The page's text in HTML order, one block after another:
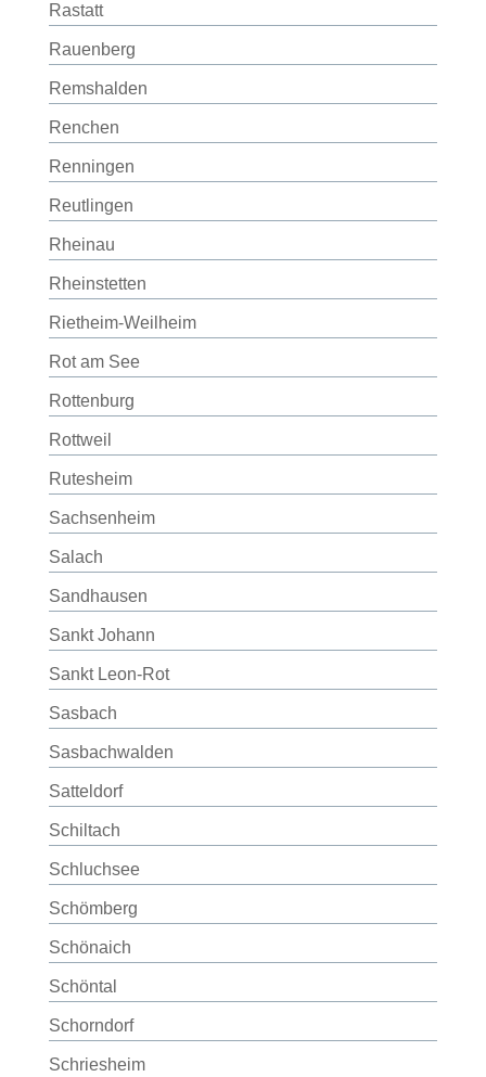
Rastatt
Rauenberg
Remshalden
Renchen
Renningen
Reutlingen
Rheinau
Rheinstetten
Rietheim-Weilheim
Rot am See
Rottenburg
Rottweil
Rutesheim
Sachsenheim
Salach
Sandhausen
Sankt Johann
Sankt Leon-Rot
Sasbach
Sasbachwalden
Satteldorf
Schiltach
Schluchsee
Schömberg
Schönaich
Schöntal
Schorndorf
Schriesheim